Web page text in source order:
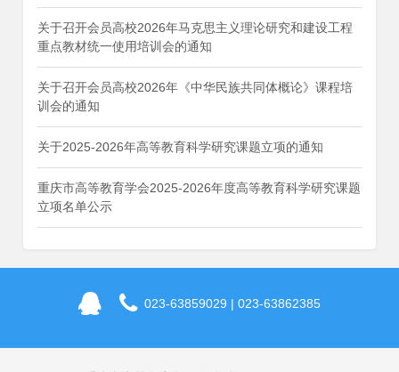
关于召开会员高校2026年马克思主义理论研究和建设工程
重点教材统一使用培训会的通知
关于召开会员高校2026年《中华民族共同体概论》课程培
训会的通知
关于2025-2026年高等教育科学研究课题立项的通知
重庆市高等教育学会2025-2026年度高等教育科学研究课题
立项名单公示
023-63859029 | 023-63862385